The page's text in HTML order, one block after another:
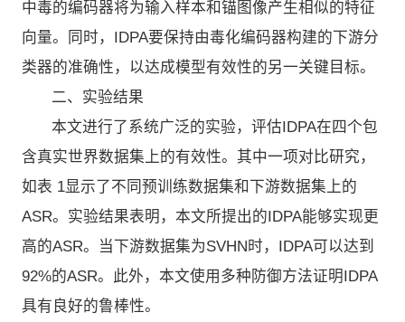
中毒的编码器将为输入样本和锚图像产生相似的特征
向量。同时，IDPA要保持由毒化编码器构建的下游分
类器的准确性，以达成模型有效性的另一关键目标。
二、实验结果
本文进行了系统广泛的实验，评估IDPA在四个包
含真实世界数据集上的有效性。其中一项对比研究，
如表 1显示了不同预训练数据集和下游数据集上的
ASR。实验结果表明，本文所提出的IDPA能够实现更
高的ASR。当下游数据集为SVHN时，IDPA可以达到
92%的ASR。此外，本文使用多种防御方法证明IDPA
具有良好的鲁棒性。